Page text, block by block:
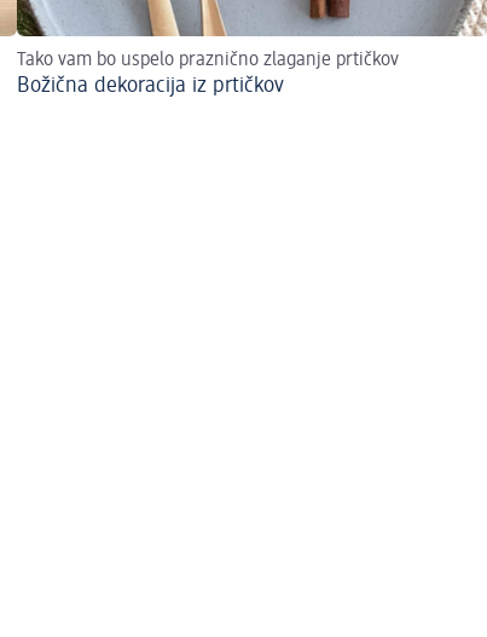
Tako vam bo uspelo praznično zlaganje prtičkov
Božična dekoracija iz prtičkov